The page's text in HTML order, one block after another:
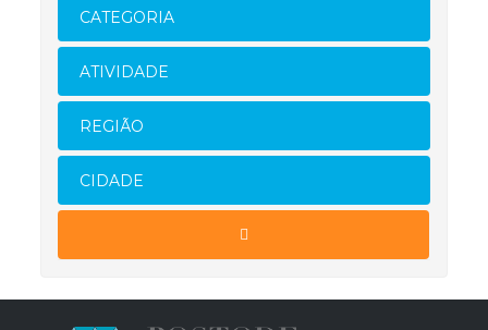
CATEGORIA
ATIVIDADE
REGIÃO
CIDADE